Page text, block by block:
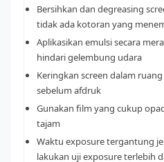
Bersihkan dan degreasing
tidak ada kotoran yang
Aplikasikan emulsi secara
hindari gelembung udara
Keringkan screen dalam
sebelum afdruk
Gunakan film yang cukup
tajam
Waktu exposure tergantung
lakukan uji exposure terlebih